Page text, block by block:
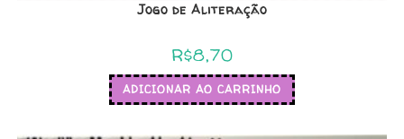
Jogo de Aliteração
R$8,70
ADICIONAR AO CARRINHO